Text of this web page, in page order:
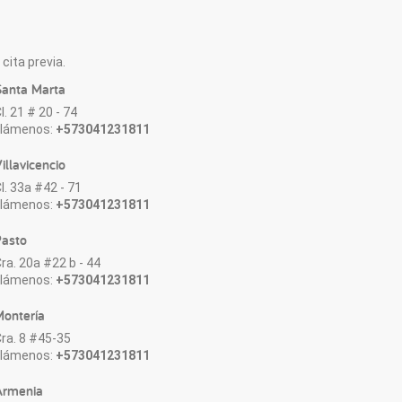
previa.
Marta
21 # 20 - 74
+573041231811
33a #42 - 71
+573041231811
20a #22 b - 44
+573041231811
8 #45-35
+573041231811